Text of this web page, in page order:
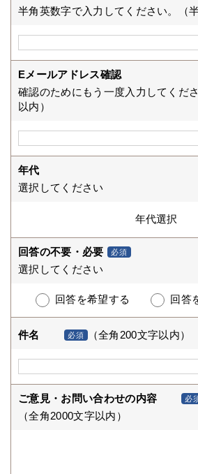
半角英数字で入力してください。（
Eメールアドレス確認
確認のためにもう一度入力してくだ
以内）
年代
選択してください
回答の不要・必要 必須
選択してください
回答を希望する 回答
件名 必須 （全角200文字以内）
ご意見・お問い合わせの内容 必
（全角2000文字以内）